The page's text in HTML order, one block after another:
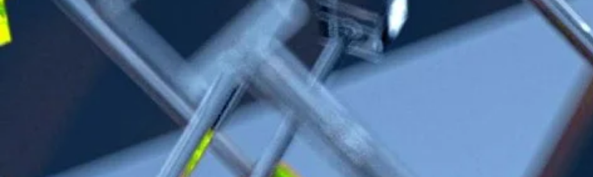
Managed Services